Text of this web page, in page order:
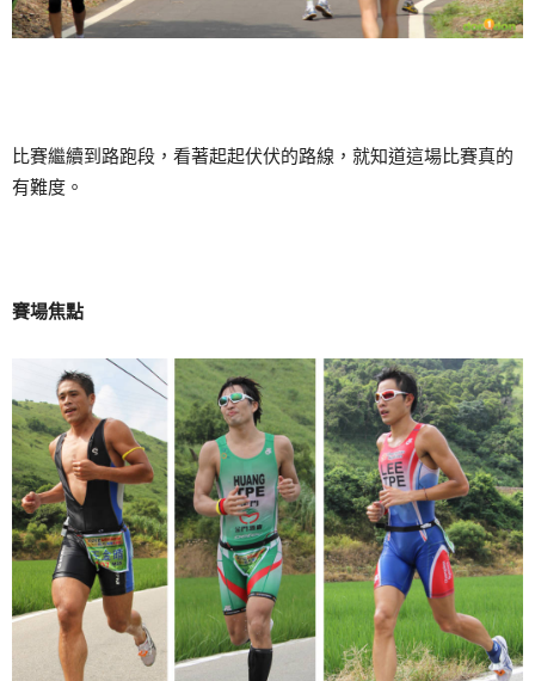
比賽繼續到路跑段，看著起起伏伏的路線，就知道這場比賽真的
有難度。
賽場焦點